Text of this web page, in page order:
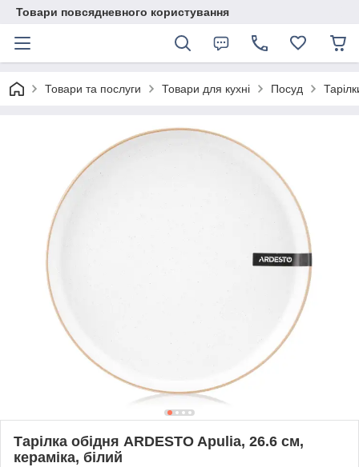
Товари повсядневного користування
Товари та послуги Товари для кухні Посуд
Тарілка обідня ARDESTO Apulia, 26.6 см,
кераміка, білий